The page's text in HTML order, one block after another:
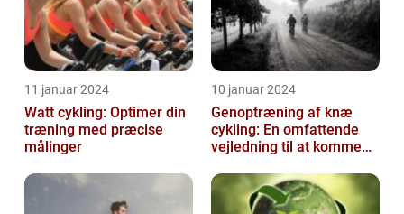
11 januar 2024
Watt cykling: Optimer din
træning med præcise
målinger
10 januar 2024
Genoptræning af knæ
cykling: En omfattende
vejledning til at komme